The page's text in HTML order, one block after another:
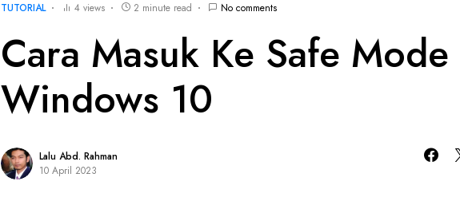
TUTORIAL 4 views 2 minute read No comments
Cara Masuk Ke Safe Mode
Windows 10
Lalu Abd. Rahman
10 April 2023